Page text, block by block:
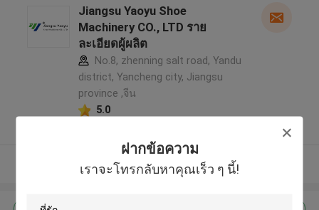
ฝากข้อความ
เราจะโทรกลับหาคุณเร็ว ๆ นี้!
Jiangsu Yaoyu Shoe
Machinery CO., LTD ราย
ละเอียดผู้ผลิต
No.8, zhenning salt road, Yandu
district, Yancheng city, Jiangsu
province ,จีน
5.0
ดูเพิ่มเติม